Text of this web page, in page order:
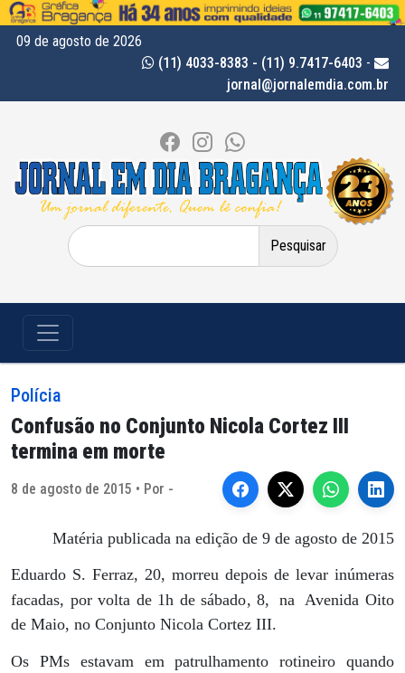
09 de agosto de 2026
(11) 4033-8383 - (11) 9.7417-6403 -
jornal@jornalemdia.com.br
Pesquisar
por:
Polícia
Confusão no Conjunto Nicola Cortez III
termina em morte
8 de agosto de 2015 • Por -
Matéria publicada na edição de 9 de agosto de 2015
Eduardo S. Ferraz, 20, morreu depois de levar inúmeras
facadas, por volta de 1h de sábado, 8,
na Avenida Oito
de Maio, no Conjunto Nicola Cortez III.
Os PMs estavam em patrulhamento rotineiro quando